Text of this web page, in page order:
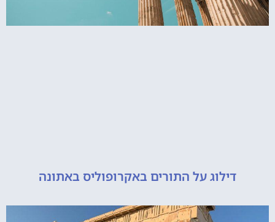
דילוג על התורים באקרופוליס באתונה